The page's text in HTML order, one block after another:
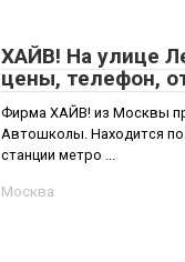
ХАЙВ! На улице
цены, телефон,
Фирма ХАЙВ! из Москвы
Автошколы. Находится по
станции метро ...
Москва